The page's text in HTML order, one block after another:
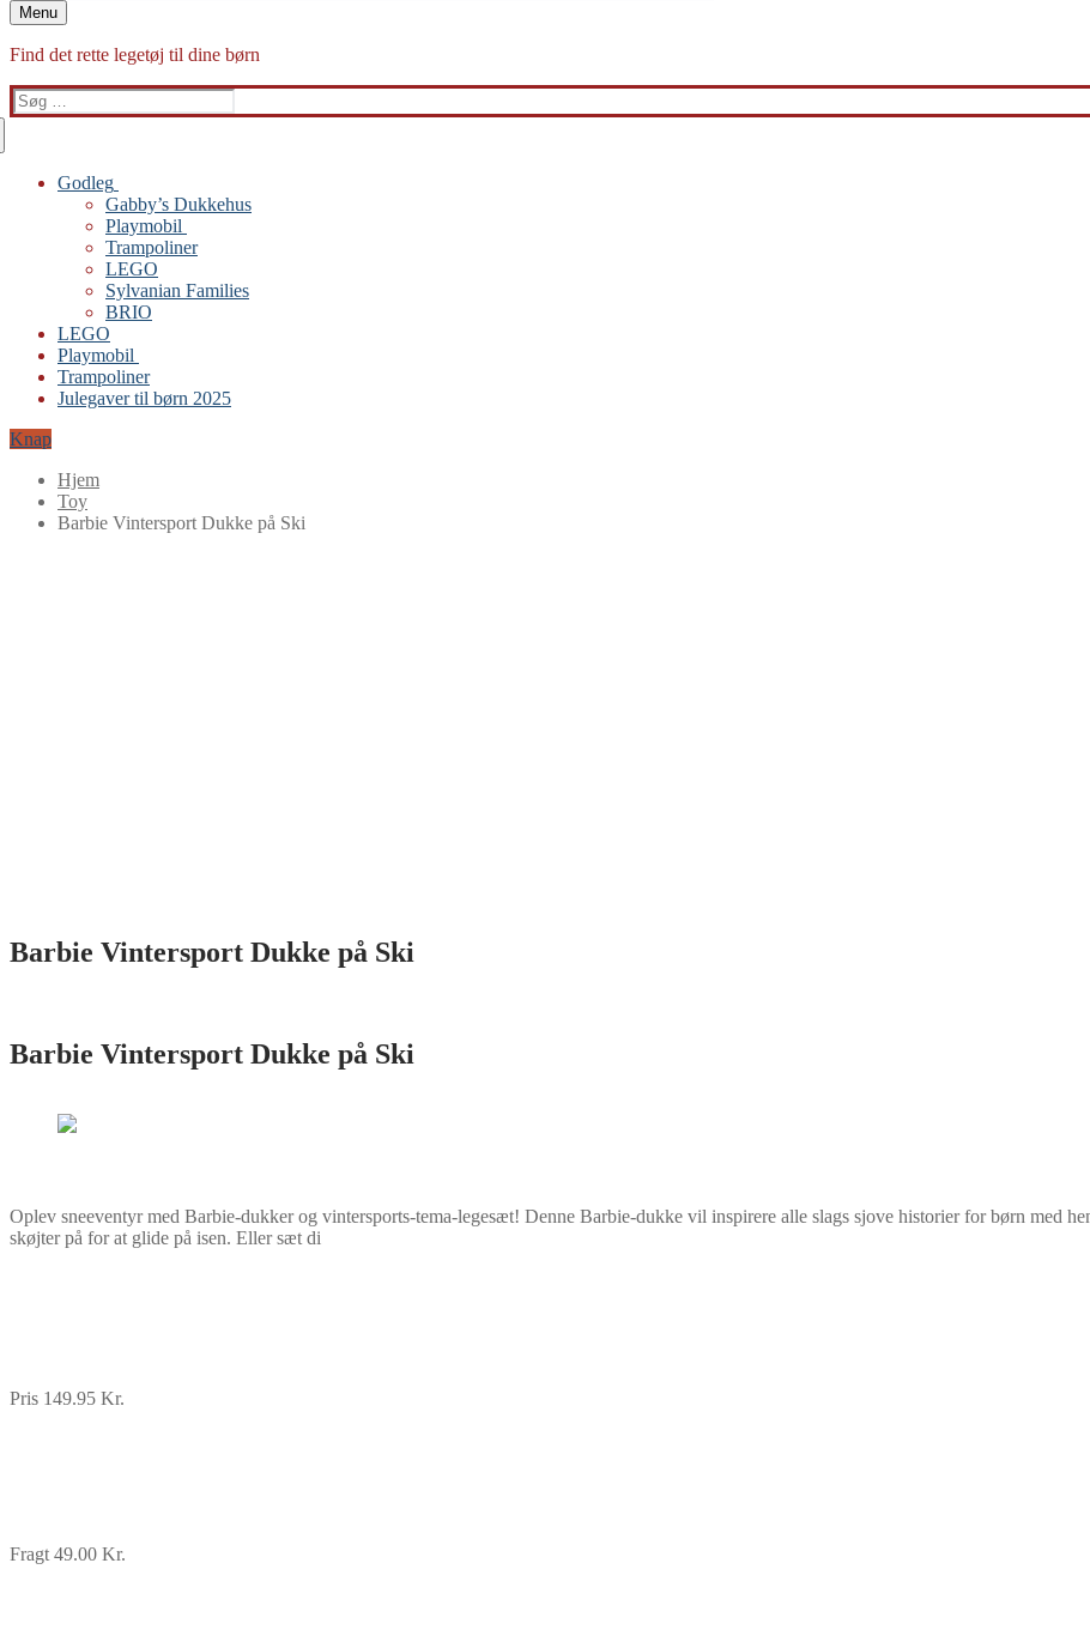
Menu
Find det rette legetøj til dine børn
Søg
efter:
Godleg
Gabby’s Dukkehus
Playmobil
Trampoliner
LEGO
Sylvanian Families
BRIO
LEGO
Playmobil
Trampoliner
Julegaver til børn 2025
Knap
Hjem
Toy
Barbie Vintersport Dukke på Ski
Barbie Vintersport Dukke på Ski
Barbie Vintersport Dukke på Ski
Oplev sneeventyr med Barbie-dukker og vintersports-tema-legesæt! Denne Barbie-dukke vil inspirere alle slags sjove historier for børn med
skøjter på for at glide på isen. Eller sæt di
Pris 149.95 Kr.
Fragt 49.00 Kr.